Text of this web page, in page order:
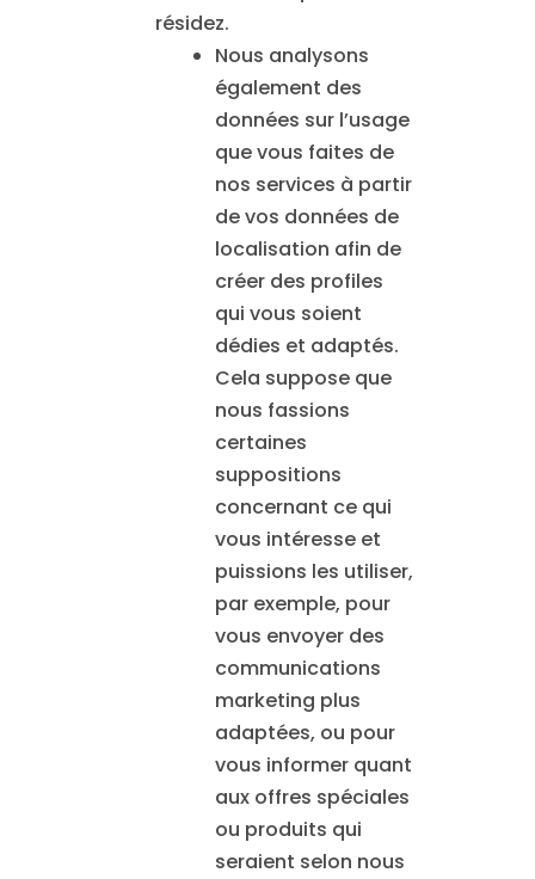
résidez.
Nous analysons
également des
données sur l’usage
que vous faites de
nos services à partir
de vos données de
localisation afin de
créer des profiles
qui vous soient
dédies et adaptés.
Cela suppose que
nous fassions
certaines
suppositions
concernant ce qui
vous intéresse et
puissions les utiliser,
par exemple, pour
vous envoyer des
communications
marketing plus
adaptées, ou pour
vous informer quant
aux offres spéciales
ou produits qui
seraient selon nous